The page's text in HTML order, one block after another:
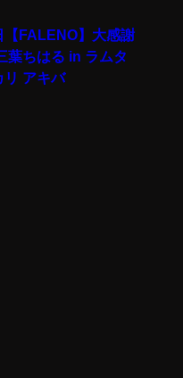
【FALENO】大感謝
葉ちはる in ラムタ
リ アキバ